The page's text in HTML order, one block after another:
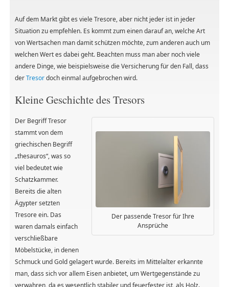
Auf dem Markt gibt es viele Tresore, aber nicht jeder ist in jeder
Situation zu empfehlen. Es kommt zum einen darauf an, welche Art
von Wertsachen man damit schützen möchte, zum anderen auch um
welchen Wert es dabei geht. Beachten muss man aber noch viele
andere Dinge, wie beispielsweise die Versicherung für den Fall, dass
derTresordoch einmal aufgebrochen wird.
Kleine Geschichte des Tresors
Der passende Tresor für Ihre
Ansprüche
Der Begriff Tresor
stammt von dem
griechischen Begriff
„thesauros“, was so
viel bedeutet wie
Schatzkammer.
Bereits die alten
Ägypter setzten
Tresore ein. Das
waren damals einfach
verschließbare
Möbelstücke, in denen
Schmuck und Gold gelagert wurde. Bereits im Mittelalter erkannte
man, dass sich vor allem Eisen anbietet, um Wertgegenstände zu
verwahren, da es wesentlich stabiler und feuerfester ist, als Holz.